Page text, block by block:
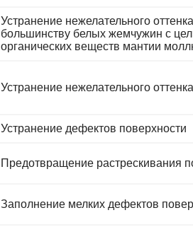
Устранение нежелательного
большинству белых жемчужин с
органических веществ мантии
Устранение нежелательного
Устранение дефектов поверхности
Предотвращение растрескивания
Заполнение мелких дефектов